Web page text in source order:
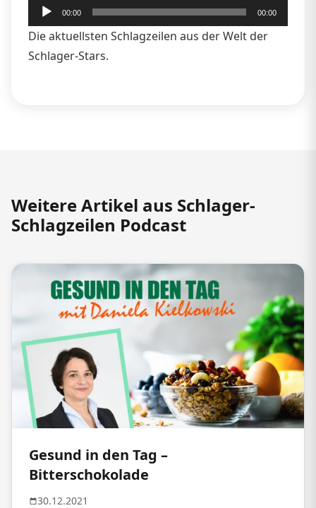
Audio-
Player
00:00 00:00
Die aktuellsten Schlagzeilen aus der Welt der
Schlager-Stars.
Weitere Artikel aus Schlager-
Schlagzeilen Podcast
Gesund in den Tag –
Bitterschokolade
30.12.2021